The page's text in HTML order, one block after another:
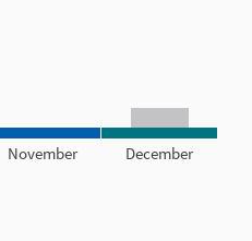
November December